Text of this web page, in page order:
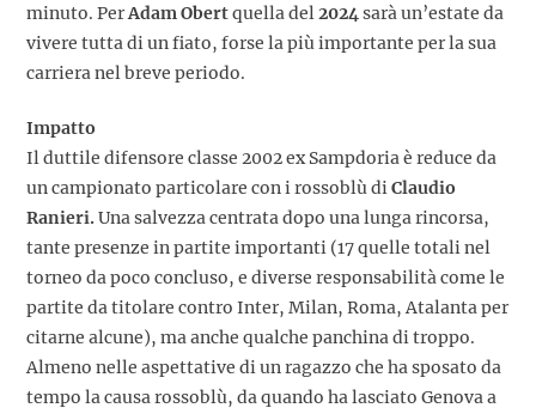
minuto. PerAdam Obertquella del2024sarà un’estate da
vivere tutta di un fiato, forse la più importante per la sua
carriera nel breve periodo.
Impatto
Il duttile difensore classe 2002 ex Sampdoria è reduce da
un campionato particolare con i rossoblù diClaudio
Ranieri.Una salvezza centrata dopo una lunga rincorsa,
tante presenze in partite importanti (17 quelle totali nel
torneo da poco concluso, e diverse responsabilità come le
partite da titolare contro Inter, Milan, Roma, Atalanta per
citarne alcune), ma anche qualche panchina di troppo.
Almeno nelle aspettative di un ragazzo che ha sposato da
tempo la causa rossoblù, da quando ha lasciato Genova a